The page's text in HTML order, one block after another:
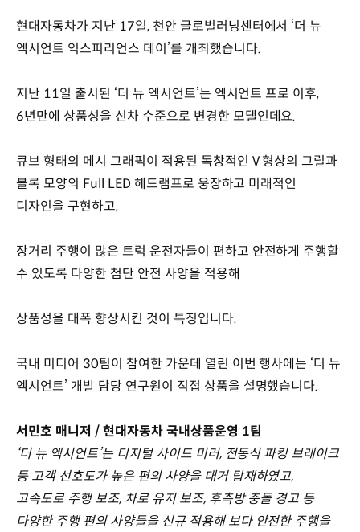
현대자동차가 지난 17일, 천안 글로벌러닝센터에서 ‘더 뉴
엑시언트 익스피리언스 데이’를 개최했습니다.
지난 11일 출시된 ‘더 뉴 엑시언트’는 엑시언트 프로 이후,
6년만에 상품성을 신차 수준으로 변경한 모델인데요.
큐브 형태의 메시 그래픽이 적용된 독창적인 V 형상의 그릴과
블록 모양의 Full LED 헤드램프로 웅장하고 미래적인
디자인을 구현하고,
장거리 주행이 많은 트럭 운전자들이 편하고 안전하게 주행할
수 있도록 다양한 첨단 안전 사양을 적용해
상품성을 대폭 향상시킨 것이 특징입니다.
국내 미디어 30팀이 참여한 가운데 열린 이번 행사에는 ‘더 뉴
엑시언트’ 개발 담당 연구원이 직접 상품을 설명했습니다.
서민호 매니저 / 현대자동차 국내상품운영 1팀
‘더 뉴 엑시언트’는 디지털 사이드 미러, 전동식 파킹 브레이크
등 고객 선호도가 높은 편의 사양을 대거 탑재하였고,
고속도로 주행 보조, 차로 유지 보조, 후측방 충돌 경고 등
다양한 주행 편의 사양들을 신규 적용해 보다 안전한 주행을